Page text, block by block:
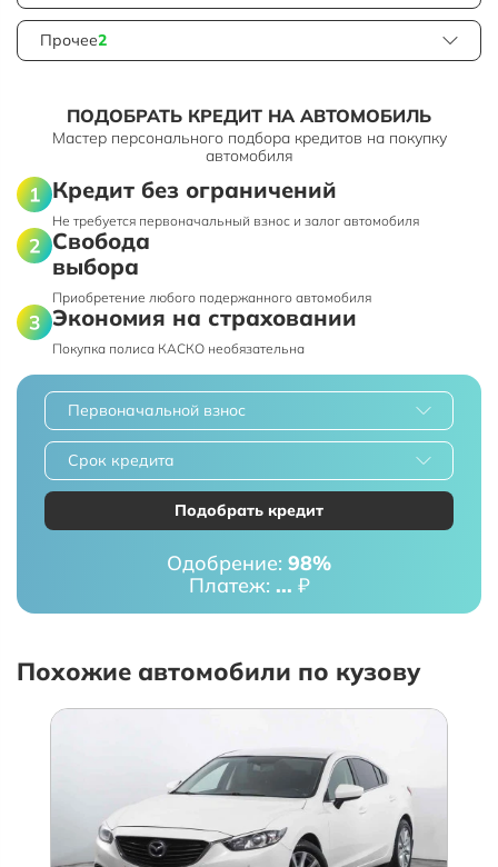
Прочее2
ПОДОБРАТЬ КРЕДИТ НА АВТОМОБИЛЬ
Мастер персонального подбора кредитов на покупку
автомобиля
Кредит без ограничений
Не требуется первоначальный взнос и залог автомобиля
Свобода
выбора
Приобретение любого подержанного автомобиля
Экономия на страховании
Покупка полиса КАСКО необязательна
Первоначальной взнос
Срок кредита
Подобрать кредит
Одобрение: 98%
Платеж: ... ₽
Похожие автомобили по кузову